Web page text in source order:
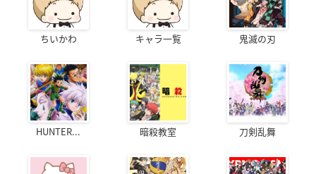
ちいかわ キャラ一覧 鬼滅の刃
HUNTER... 暗殺教室 刀剣乱舞